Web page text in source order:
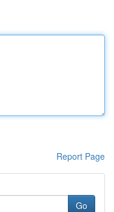
Report Page
Go